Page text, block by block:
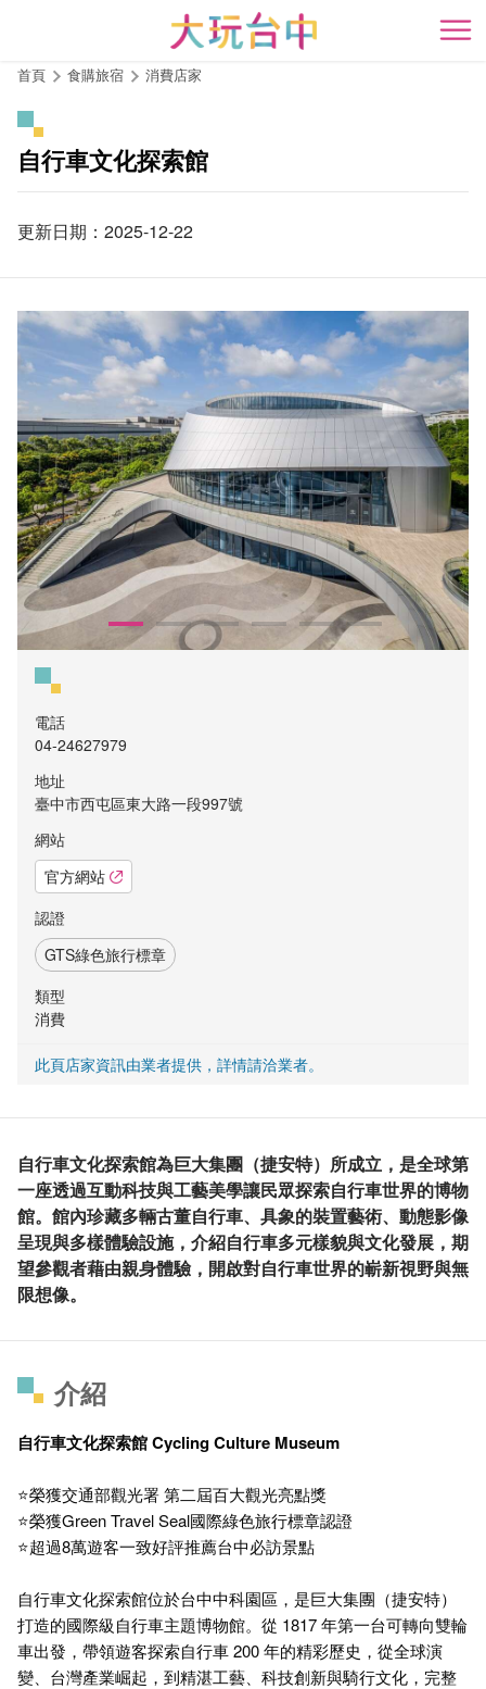
開
首頁 食購旅宿 消費店家
自行車文化探索館
更新日期：2025-12-22
電話
04-24627979
地址
臺中市西屯區東大路一段997號
網站
官方網站
認證
GTS綠色旅行標章
類型
消費
此頁店家資訊由業者提供，詳情請洽業者。
自行車文化探索館為巨大集團（捷安特）所成立，是全球第
一座透過互動科技與工藝美學讓民眾探索自行車世界的博物
館。館內珍藏多輛古董自行車、具象的裝置藝術、動態影像
呈現與多樣體驗設施，介紹自行車多元樣貌與文化發展，期
望參觀者藉由親身體驗，開啟對自行車世界的嶄新視野與無
限想像。
介紹
自行車文化探索館 Cycling Culture Museum
⭐榮獲交通部觀光署 第二屆百大觀光亮點獎
⭐榮獲Green Travel Seal國際綠色旅行標章認證
⭐超過8萬遊客一致好評推薦台中必訪景點
自行車文化探索館位於台中中科園區，是巨大集團（捷安特）
打造的國際級自行車主題博物館。從 1817 年第一台可轉向雙輪
車出發，帶領遊客探索自行車 200 年的精彩歷史，從全球演
變、台灣產業崛起，到精湛工藝、科技創新與騎行文化，完整